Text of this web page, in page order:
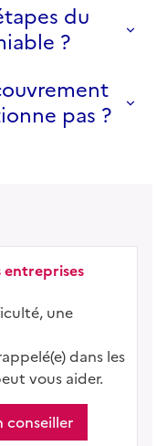
du
?
pas ?
entreprises
une
dans les
vous aider.
conseiller